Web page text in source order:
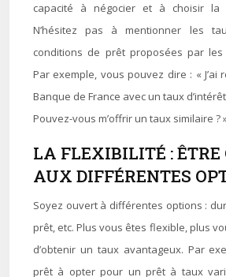
capacité à négocier et à choisir la
N’hésitez pas à mentionner les
conditions de prêt proposées par
Par exemple, vous pouvez dire : «
Banque de France avec un taux
Pouvez-vous m’offrir un taux similaire ?
LA FLEXIBILITÉ : ÊTRE
AUX DIFFÉRENTES
Soyez ouvert à différentes options :
prêt, etc. Plus vous êtes flexible, plus
d’obtenir un taux avantageux. Par
prêt à opter pour un prêt à taux